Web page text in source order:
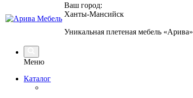
Ваш город:
Ханты-Мансийск
Уникальная плетеная мебель «Арива»
Меню
Каталог